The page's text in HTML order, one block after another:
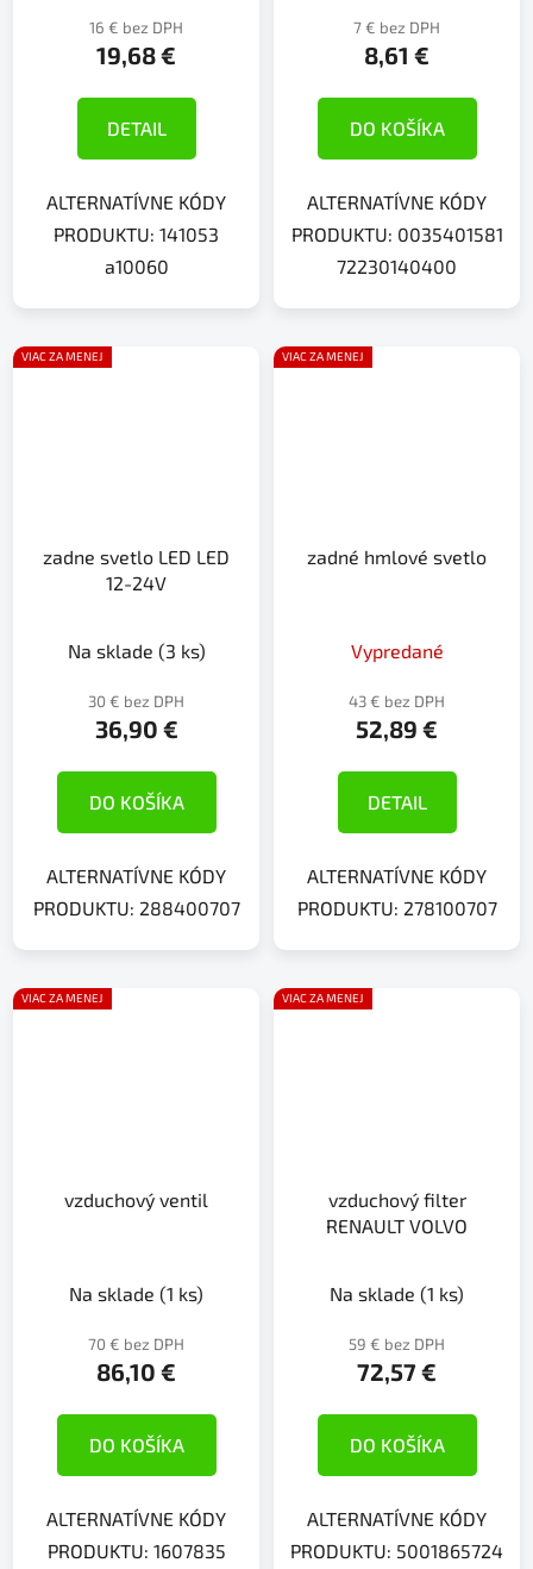
16 € bez DPH
19,68 €
DETAIL
ALTERNATÍVNE KÓDY
PRODUKTU: 141053
a10060
7 € bez DPH
8,61 €
DO KOŠÍKA
ALTERNATÍVNE KÓDY
PRODUKTU: 0035401581
72230140400
VIAC ZA MENEJ
zadne svetlo LED LED
12-24V
Na sklade (3 ks)
30 € bez DPH
36,90 €
DO KOŠÍKA
ALTERNATÍVNE KÓDY
PRODUKTU: 288400707
VIAC ZA MENEJ
zadné hmlové svetlo
Vypredané
43 € bez DPH
52,89 €
DETAIL
ALTERNATÍVNE KÓDY
PRODUKTU: 278100707
VIAC ZA MENEJ
vzduchový ventil
Na sklade (1 ks)
70 € bez DPH
86,10 €
DO KOŠÍKA
ALTERNATÍVNE KÓDY
PRODUKTU: 1607835
VIAC ZA MENEJ
vzduchový filter
RENAULT VOLVO
Na sklade (1 ks)
59 € bez DPH
72,57 €
DO KOŠÍKA
ALTERNATÍVNE KÓDY
PRODUKTU: 5001865724